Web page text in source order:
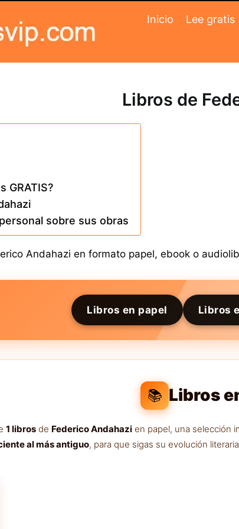
Inicio Lee gratis
Libros de
GRATIS?
sobre sus obras
Andahazi en formato papel, ebook o
Libros en papel Libros
📚 Libros
1 libros de Federico Andahazi en papel, una selección
al más antiguo, para que sigas su evolución